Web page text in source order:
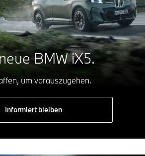
BMW iX5.
um vorauszugehen.
Informiert bleiben